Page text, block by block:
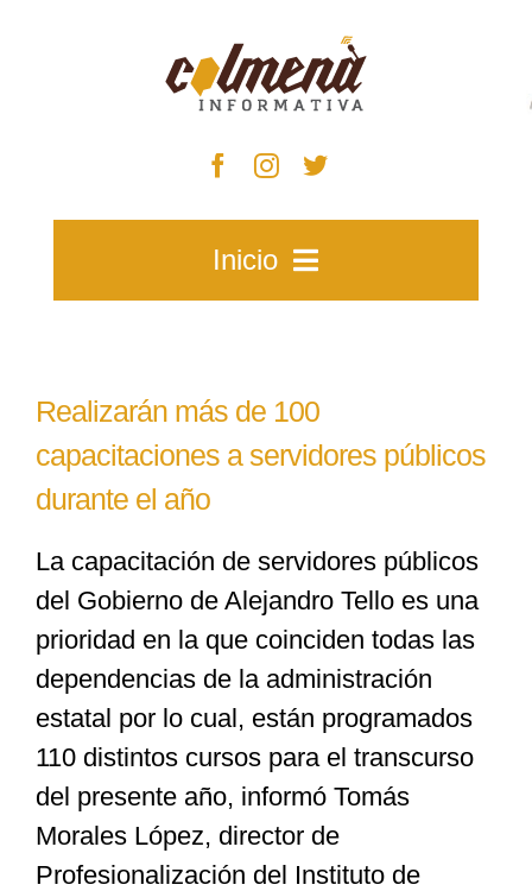
Inicio
Zacatecas
Especiales
Nacional
Opinión
Cultura
Realizarán más de 100
capacitaciones a servidores públicos
durante el año
La capacitación de servidores públicos
del Gobierno de Alejandro Tello es una
prioridad en la que coinciden todas las
dependencias de la administración
estatal por lo cual, están programados
110 distintos cursos para el transcurso
del presente año, informó Tomás
Morales López, director de
Profesionalización del Instituto de